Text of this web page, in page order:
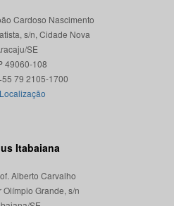
Cardoso Nascimento
s/n, Cidade Nova
SE
49060-108
Localização
Itabaiana
Alberto Carvalho
Olímpio Grande, s/n